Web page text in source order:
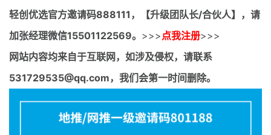
轻创优选官方邀请码888111，【升级团队长/合伙人】，请
加张经理微信15501122569。 >>> 点我注册>>>
网站内容均来自于互联网，如涉及侵权，请联系
531729535@qq.com，我们会第一时间删除。